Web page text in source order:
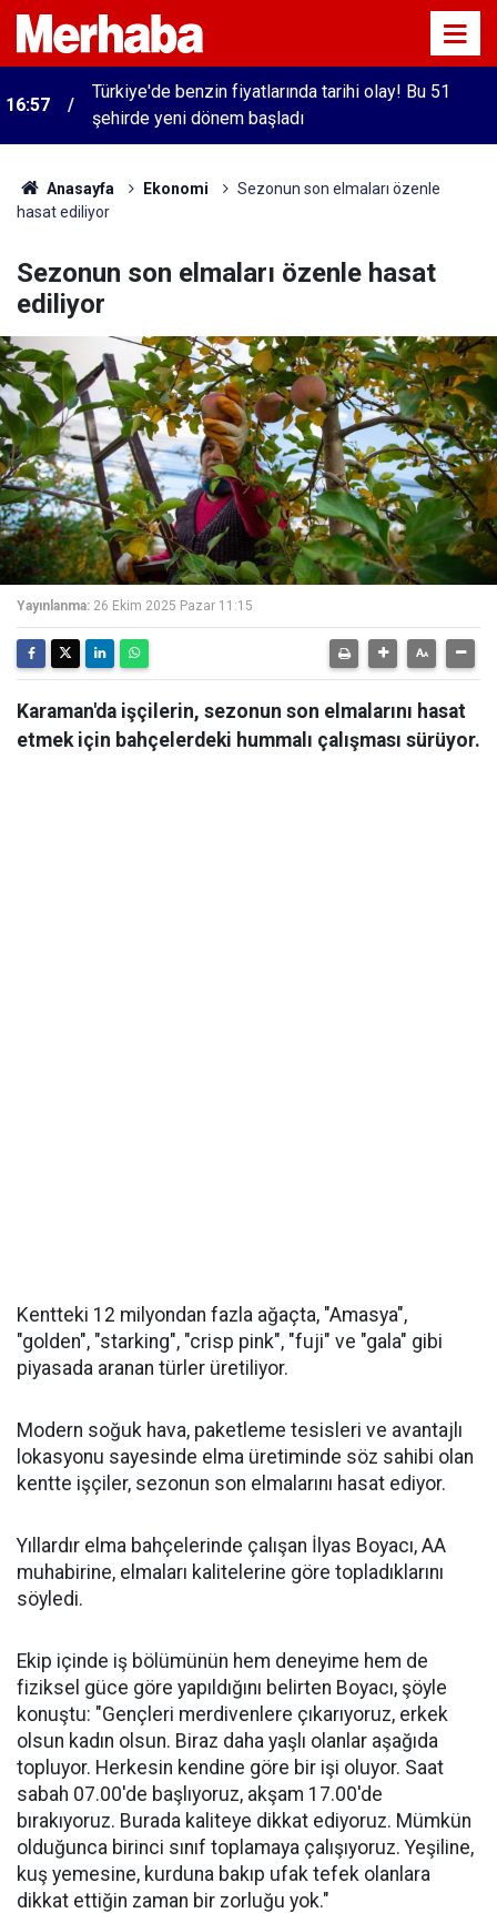
16:57
Türkiye'de benzin fiyatlarında tarihi olay! Bu 51
şehirde yeni dönem başladı
Anasayfa Ekonomi
Sezonun son elmaları özenle
hasat ediliyor
Sezonun son elmaları özenle hasat
ediliyor
Yayınlanma: 26 Ekim 2025 Pazar 11:15
Karaman'da işçilerin, sezonun son elmalarını hasat
etmek için bahçelerdeki hummalı çalışması sürüyor.
Kentteki 12 milyondan fazla ağaçta, "Amasya",
"golden", "starking", "crisp pink", "fuji" ve "gala" gibi
piyasada aranan türler üretiliyor.
Modern soğuk hava, paketleme tesisleri ve avantajlı
lokasyonu sayesinde elma üretiminde söz sahibi olan
kentte işçiler, sezonun son elmalarını hasat ediyor.
Yıllardır elma bahçelerinde çalışan İlyas Boyacı, AA
muhabirine, elmaları kalitelerine göre topladıklarını
söyledi.
Ekip içinde iş bölümünün hem deneyime hem de
fiziksel güce göre yapıldığını belirten Boyacı, şöyle
konuştu: "Gençleri merdivenlere çıkarıyoruz, erkek
olsun kadın olsun. Biraz daha yaşlı olanlar aşağıda
topluyor. Herkesin kendine göre bir işi oluyor. Saat
sabah 07.00'de başlıyoruz, akşam 17.00'de
bırakıyoruz. Burada kaliteye dikkat ediyoruz. Mümkün
olduğunca birinci sınıf toplamaya çalışıyoruz. Yeşiline,
kuş yemesine, kurduna bakıp ufak tefek olanlara
dikkat ettiğin zaman bir zorluğu yok."